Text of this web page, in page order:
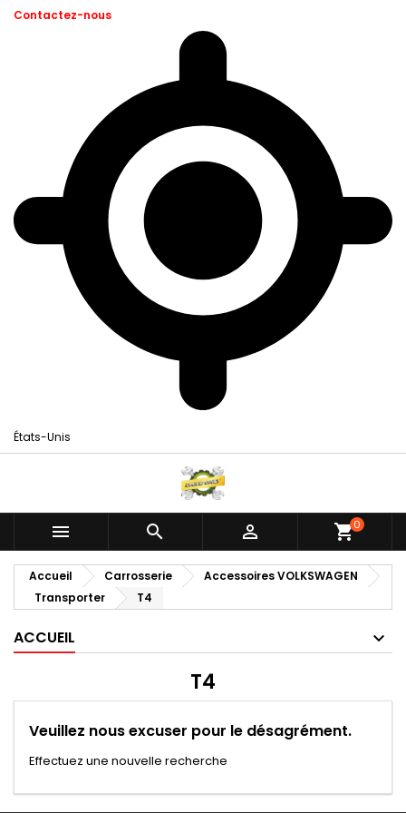
Contactez-nous
États-Unis
   shopping_cart0
Accueil Carrosserie
Accessoires VOLKSWAGEN
Transporter
T4
ACCUEIL
T4
Veuillez nous excuser pour le désagrément.
Effectuez une nouvelle recherche